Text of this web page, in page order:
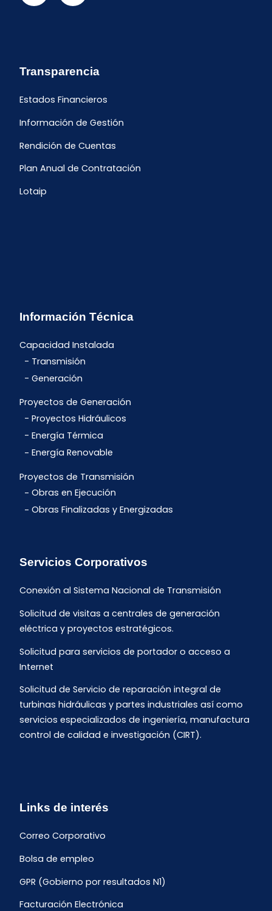
Transparencia
Estados Financieros
Información de Gestión
Rendición de Cuentas
Plan Anual de Contratación
Lotaip
Información Técnica
Capacidad Instalada
Transmisión
Generación
Proyectos de Generación
Proyectos Hidráulicos
Energía Térmica
Energía Renovable
Proyectos de Transmisión
Obras en Ejecución
Obras Finalizadas y Energizadas
Servicios Corporativos
Conexión al Sistema Nacional de Transmisión
Solicitud de visitas a centrales de generación
eléctrica y proyectos estratégicos.
Solicitud para servicios de portador o acceso a
Internet
Solicitud de Servicio de reparación integral de
turbinas hidráulicas y partes industriales así como
servicios especializados de ingeniería, manufactura
control de calidad e investigación (CIRT).
Links de interés
Correo Corporativo
Bolsa de empleo
GPR (Gobierno por resultados N1)
Facturación Electrónica